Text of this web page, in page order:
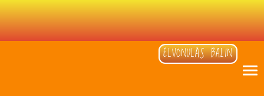
ELVONULÁS BALIN